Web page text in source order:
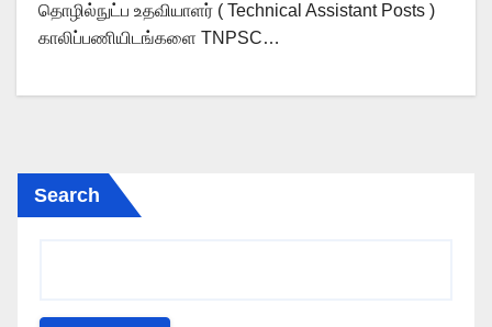
தொழில்நுட்ப உதவியாளர் ( Technical Assistant Posts )
காலிப்பணியிடங்களை TNPSC…
Search